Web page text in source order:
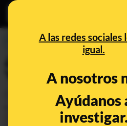
A las redes sociales
igual.
A nosotros
Ayúdanos
PREBUNKING
¿Qué red flags
‘experto’ en
Alimentación
Salud
May 25, 2026, 9:46:09 AM